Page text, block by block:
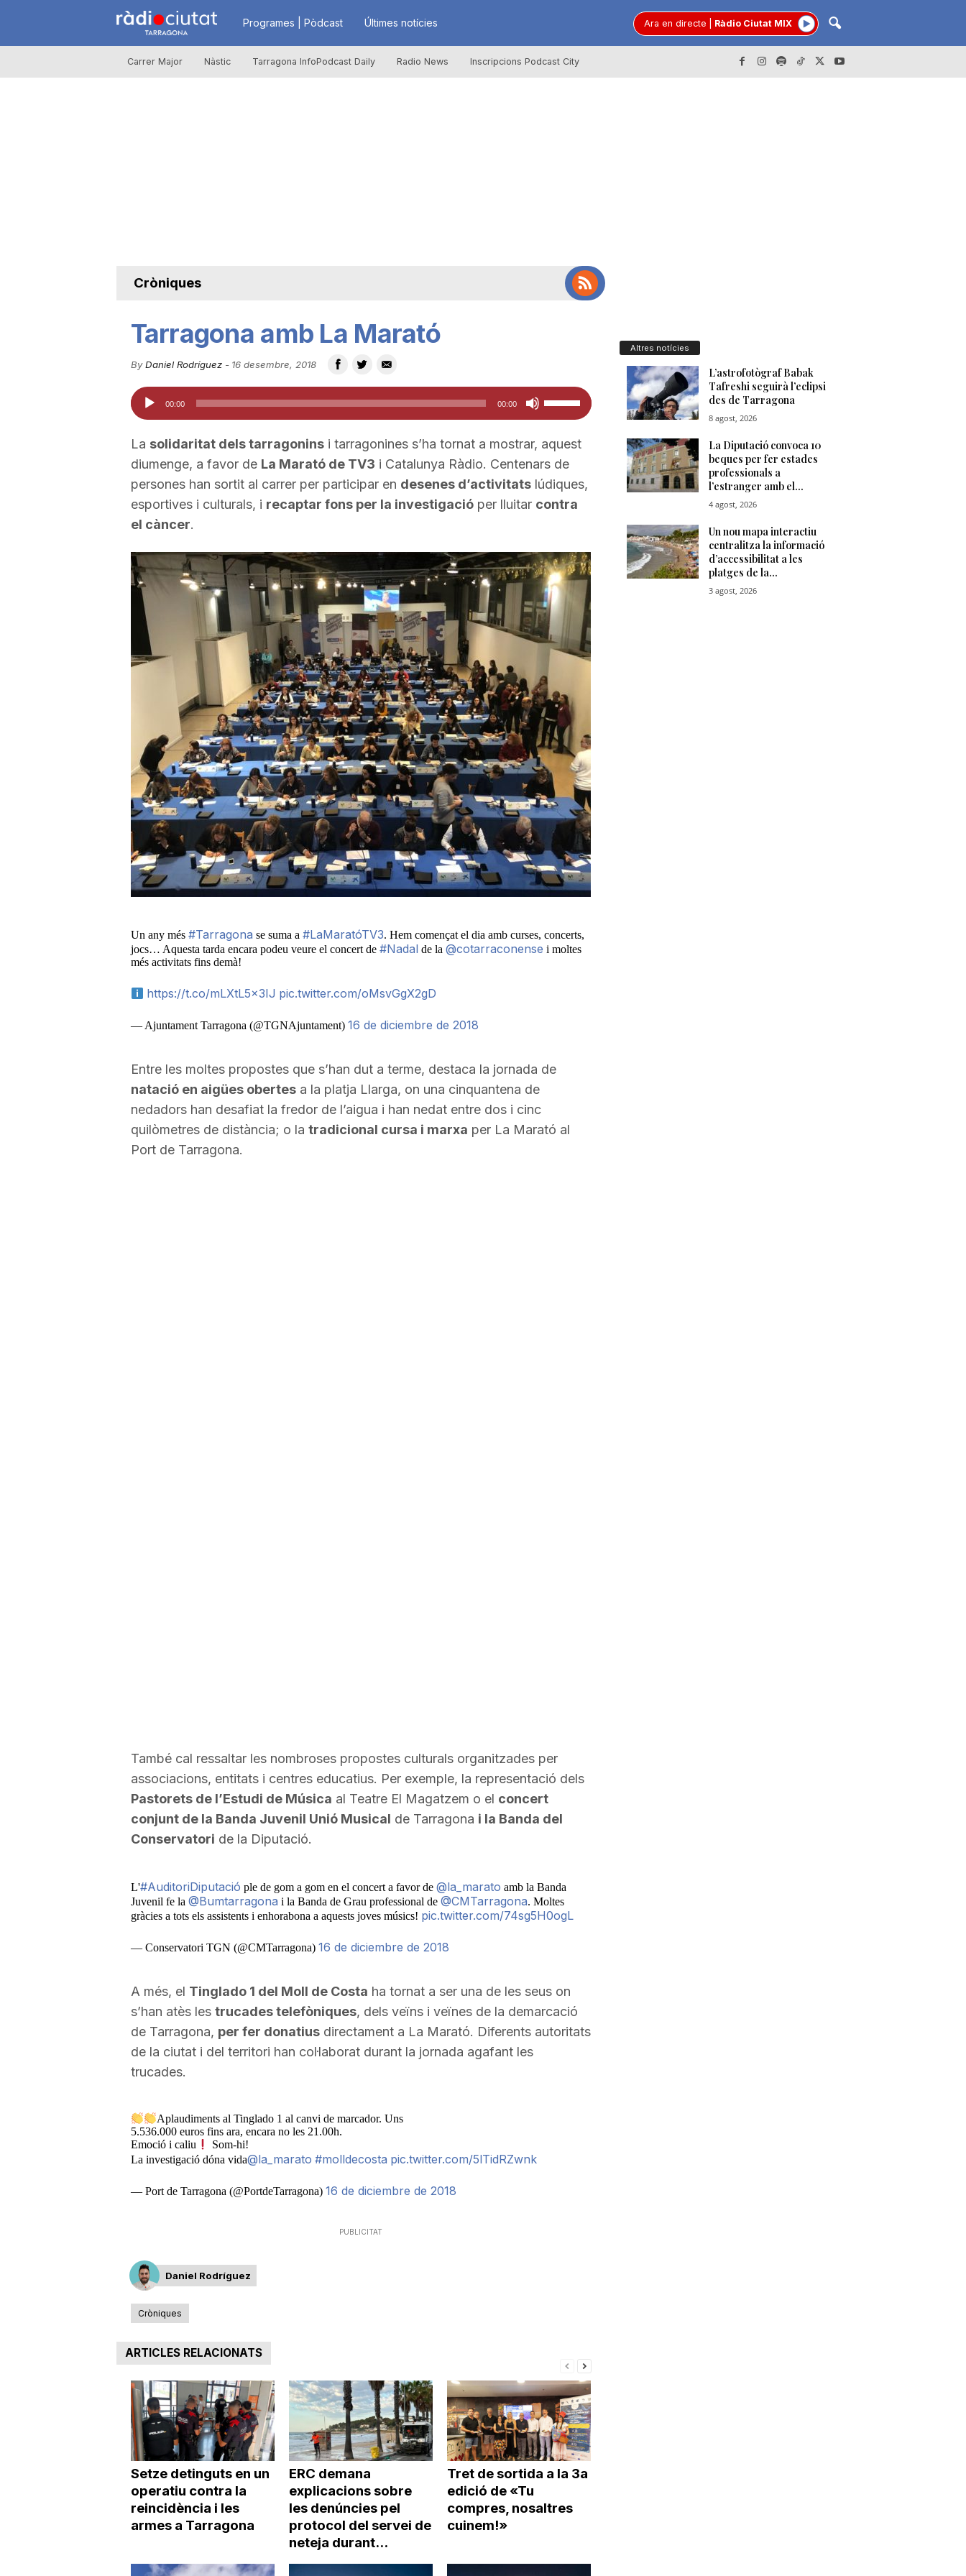
R
à
u
t
t
e
T
a
r
r
a
g
o
n
a
Programes | Pòdcast Últimes notícies Ara en directe Ràdio Ciutat MIX
Carrer Major Nàstic Tarragona InfoPodcast Daily Radio News Inscripcions Podcast City
Cròniques
Tarragona amb La Marató
By Daniel Rodríguez- 16 desembre, 2018
Reproductor
d'àudio
00:00 00:00
Feu
servir
les
tecles
de
fletxa
avall
per
a
incrementar
o
disminuir
el
volum.
La solidaritat dels tarragoninsi tarragonines s’ha tornat a mostrar, aquest
diumenge, a favor de La Marató de TV3 i Catalunya Ràdio. Centenars de
persones han sortit al carrer per participar en desenes d’activitatslúdiques,
esportives i culturals, i recaptar fons per la investigacióper lluitar contra
el càncer.
Un any més #Tarragona se suma a #LaMaratóTV3. Hem començat el dia amb curses, concerts,
jocs… Aquesta tarda encara podeu veure el concert de #Nadal de la @cotarraconense i moltes
més activitats fins demà!
https://t.co/mLXtL5x3IJ pic.twitter.com/oMsvGgX2gD
— Ajuntament Tarragona (@TGNAjuntament) 16 de diciembre de 2018
Entre les moltes propostes que s’han dut a terme, destaca la jornada de
natació en aigües obertesa la platja Llarga, on una cinquantena de
nedadors han desafiat la fredor de l’aigua i han nedat entre dos i cinc
quilòmetres de distància; o la tradicional cursa i marxa per La Marató al
Port de Tarragona.
També cal ressaltar les nombroses propostes culturals organitzades per
associacions, entitats i centres educatius. Per exemple, la representació dels
Pastorets de l’Estudi de Música al Teatre El Magatzem o el concert
conjunt de la Banda Juvenil Unió Musical de Tarragona i la Banda del
Conservatori de la Diputació.
L'#AuditoriDiputació ple de gom a gom en el concert a favor de @la_marato amb la Banda
Juvenil fe la @Bumtarragona i la Banda de Grau professional de @CMTarragona. Moltes
gràcies a tots els assistents i enhorabona a aquests joves músics! pic.twitter.com/74sg5H0ogL
— Conservatori TGN (@CMTarragona) 16 de diciembre de 2018
A més, el Tinglado 1 del Moll de Costa ha tornat a ser una de les seus on
s’han atès les trucades telefòniques, dels veïns i veïnes de la demarcació
de Tarragona, per fer donatiusdirectament a La Marató. Diferents autoritats
de la ciutat i del territori han col·laborat durant la jornada agafant les
trucades.
Aplaudiments al Tinglado 1 al canvi de marcador. Uns
5.536.000 euros fins ara, encara no les 21.00h.
Emoció i caliu
Som-hi!
La investigació dóna vida@la_marato #molldecosta pic.twitter.com/5lTidRZwnk
— Port de Tarragona (@PortdeTarragona) 16 de diciembre de 2018
PUBLICITAT
Daniel Rodríguez
Cròniques
ARTICLES RELACIONATS
Setze detinguts en un
operatiu contra la
reincidència i les
armes a Tarragona
ERC demana
explicacions sobre
les denúncies pel
protocol del servei de
neteja durant...
Tret de sortida a la 3a
edició de «Tu
compres, nosaltres
cuinem!»
Altres notícies